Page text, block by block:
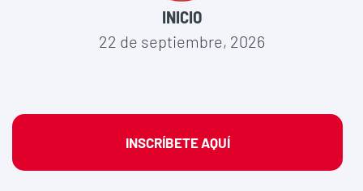
INICIO
22 de septiembre, 2026
INSCRÍBETE AQUÍ